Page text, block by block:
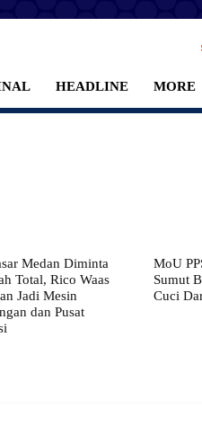
HEADLINE MORE
Medan Diminta
Total, Rico Waas
Jadi Mesin
dan Pusat
MoU
Sumut
Cuci